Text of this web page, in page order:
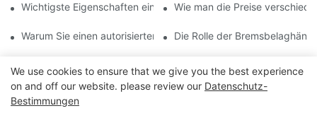
Wichtigste Eigenschaften eines zuverlässigen
Wie man die Preise
Warum Sie einen autorisierten Bremsbelaghändler wählen
Die Rolle der
We use cookies to ensure that we give you the best experience
on and off our website. please review our Datenschutz-
Bestimmungen